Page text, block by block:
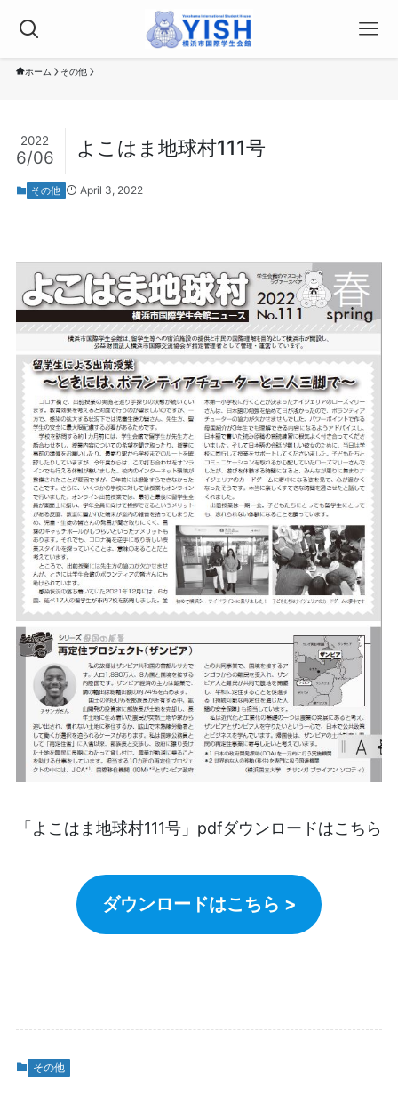
ホーム その他
よこはま地球村111号
2022
6/06
その他 April 3, 2022
「よこはま地球村111号」pdfダウンロードはこちら
ダウンロードはこちら >
その他